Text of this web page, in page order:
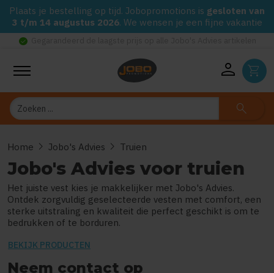
Plaats je bestelling op tijd. Jobopromotions is gesloten van
3 t/m 14 augustus 2026. We wensen je een fijne vakantie
check_circle
person shopping_cart
Zoeken search
Home chevron_right Jobo's Advies chevron_right Truien
Jobo's Advies voor truien
Het juiste vest kies je makkelijker met Jobo's Advies.
Ontdek zorgvuldig geselecteerde vesten met comfort, een
sterke uitstraling en kwaliteit die perfect geschikt is om te
bedrukken of te borduren.
BEKIJK PRODUCTEN
Neem contact op